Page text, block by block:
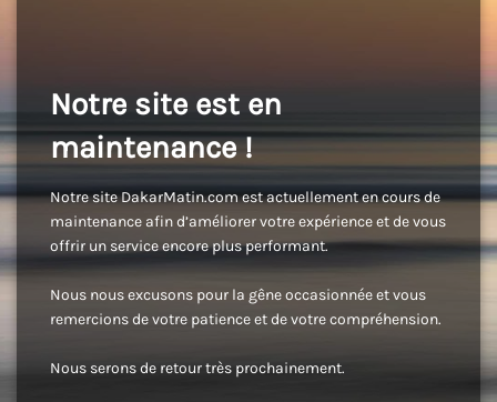
Notre site est en
maintenance !
Notre site DakarMatin.com est actuellement en cours de
maintenance afin d’améliorer votre expérience et de vous
offrir un service encore plus performant.
Nous nous excusons pour la gêne occasionnée et vous
remercions de votre patience et de votre compréhension.
Nous serons de retour très prochainement.